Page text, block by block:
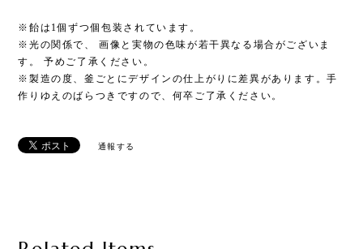
※飴は1個ずつ個包装されています。
※光の関係で、 画像と実物の色味が若干異なる場合がございま
す。 予めご了承ください。
※製造の度、釜ごとにデザインの仕上がりに差異があります。手
作りゆえのばらつきですので、何卒ご了承ください。
通報する